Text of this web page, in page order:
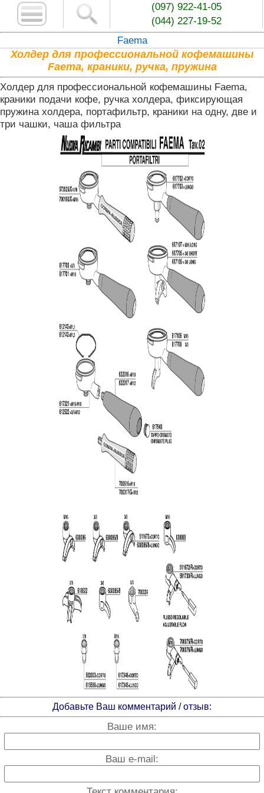
(097) 922-41-05
(044) 227-19-52
Faema
Холдер для профессиональной кофемашины
Faema, краники, ручка, пружина
Холдер для профессиональной кофемашины Faema,
краники подачи кофе, ручка холдера, фиксирующая
пружина холдера, портафильтр, краники на одну, две и
три чашки, чаша фильтра
Добавьте Ваш комментарий / отзыв:
Ваше имя:
Ваш e-mail: